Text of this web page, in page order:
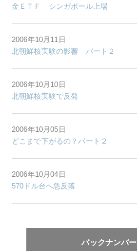
金ＥＴＦ シンガポール上場
2006年10月11日
北朝鮮核実験の影響 パート２
2006年10月10日
北朝鮮核実験で反発
2006年10月05日
どこまで下がるの？パート２
2006年10月04日
570ドル台へ急反落
バックナンバー